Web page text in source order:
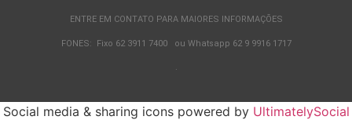
ENTRE EM CONTATO PARA MAIORES INFORMAÇÕES
FONES: Fixo 62 3911 7400 ou Whatsapp 62 9 9916 1717
.
Social media & sharing icons powered by UltimatelySocial